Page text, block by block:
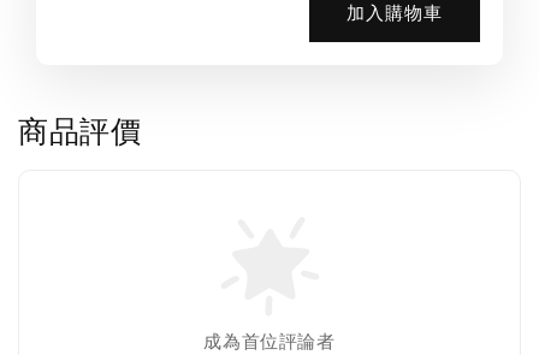
加入購物車
商品評價
成為首位評論者